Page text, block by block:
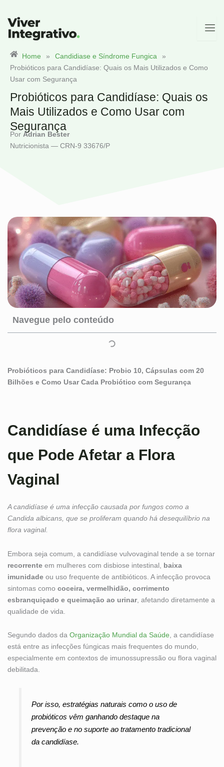
para
conteúdo
Home » Candidiase e Síndrome Fungica
»
Probióticos para Candidíase: Quais os Mais Utilizados e Como
Usar com Segurança
Probióticos para Candidíase: Quais os
Mais Utilizados e Como Usar com
Segurança
Por Adrian Bester
Nutricionista — CRN-9 33676/P
Navegue pelo conteúdo
Probióticos para Candidíase: Probio 10, Cápsulas com 20
Bilhões e Como Usar Cada Probiótico com Segurança
Candidíase é uma Infecção
que Pode Afetar a Flora
Vaginal
A candidíase é uma infecção causada por fungos como a
Candida albicans, que se proliferam quando há desequilíbrio na
flora vaginal.
Embora seja comum, a candidíase vulvovaginal tende a se tornar
recorrente em mulheres com disbiose intestinal, baixa
imunidade ou uso frequente de antibióticos. A infecção provoca
sintomas como coceira, vermelhidão, corrimento
esbranquiçado e queimação ao urinar, afetando diretamente a
qualidade de vida.
Segundo dados da Organização Mundial da Saúde, a candidíase
está entre as infecções fúngicas mais frequentes do mundo,
especialmente em contextos de imunossupressão ou flora vaginal
debilitada.
Por isso, estratégias naturais como o uso de
probióticos vêm ganhando destaque na
prevenção e no suporte ao tratamento tradicional
da candidíase.